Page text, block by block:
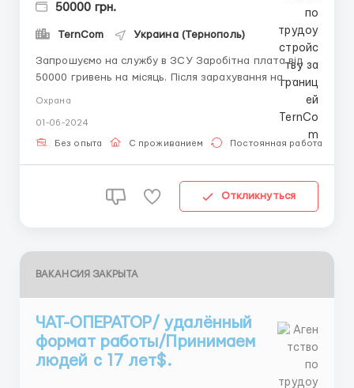
50000 грн.
TernCom Украина (Тернополь)
Запрошуємо на службу в ЗСУ Заробітна плата від
50000 гривень на місяць. Після зарахування на
допомога від міської ради в розмірі 25000грн. Повний
соціальний пакет та забезпечення. Детальніше за
телефоном 0963554958 Або пишіть на Viber,
Охрана
01-06-2024
Без опыта С проживанием Постоянная работа
Откликнуться
ВАКАНСИЯ ЗАКРЫТА
ЧАТ-ОПЕРАТОР/ удалённый
формат работы/Принимаем
людей с 17 лет$.